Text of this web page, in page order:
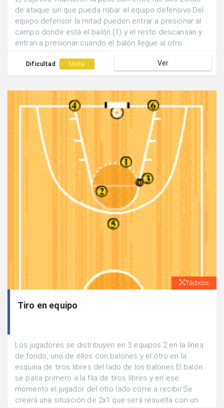
de ataque sin que pueda robar el equipo defensivo.Del
equipo defensor la mitad pueden entrar a presionar al
campo donde está el balón (1) y el resto descansan y
entran a presionar cuando el balón llegue al otro
Dificultad Media Ver
Tácticos
Tiro en equipo
Los jugadores se distribuyen en 3 equipos:2 en la línea
de fondo, uno de éllos con balones y el ótro en la
esquina de tiros libres del lado de los balones.El balón
se pasa primero a la fila de tiros libres y en ese
momento el jugador del otro lado corre a recibir.Se
creará una situación de 2x1 que será resuelta con un